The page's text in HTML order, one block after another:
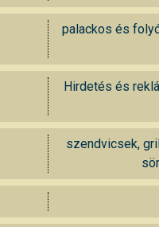
palackos és
Hirdetés és
szendvicsek,